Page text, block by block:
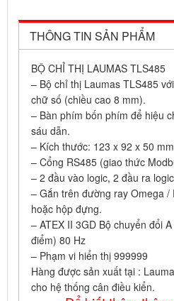
THÔNG TIN SẢN PHẨM
BỘ CHỈ THỊ LAUMAS TLS485
– Bộ chỉ thị Laumas TLS485
chữ số (chiều cao 8 mm).
– Bàn phím bốn phím để hiệu
sáu dẫn.
– Kích thước: 123 x 92 x 50
– Cổng RS485 (giao thức
– 2 đầu vào logic, 2 đầu ra
– Gắn trên đường ray Omega /
hoặc hộp đựng.
– ATEX II 3GD Bộ chuyển đổi
điểm) 80 Hz
– Phạm vi hiển thị 999999
Hàng được sản xuất tại :
cho hệ thống cân điều kiển.